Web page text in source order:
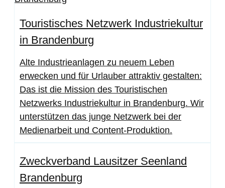
Touristisches Netzwerk Industriekultur
in Brandenburg
Alte Industrieanlagen zu neuem Leben
erwecken und für Urlauber attraktiv gestalten:
Das ist die Mission des Touristischen
Netzwerks Industriekultur in Brandenburg. Wir
unterstützen das junge Netzwerk bei der
Medienarbeit und Content-Produktion.
Zweckverband Lausitzer Seenland
Brandenburg